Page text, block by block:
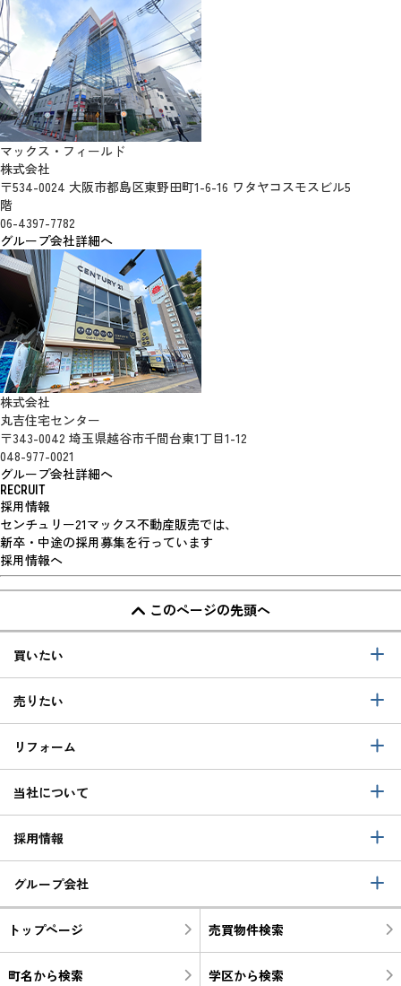
マックス・フィールド
株式会社
〒534-0024 大阪市都島区東野田町1-6-16 ワタヤコスモスビル5
階
06-4397-7782
グループ会社詳細へ
株式会社
丸吉住宅センター
〒343-0042 埼玉県越谷市千間台東1丁目1-12
048-977-0021
グループ会社詳細へ
RECRUIT
採用情報
センチュリー21マックス不動産販売では、
新卒・中途の採用募集を行っています
採用情報へ
このページの先頭へ
買いたい
売りたい
リフォーム
当社について
採用情報
グループ会社
トップページ 売買物件検索
町名から検索 学区から検索